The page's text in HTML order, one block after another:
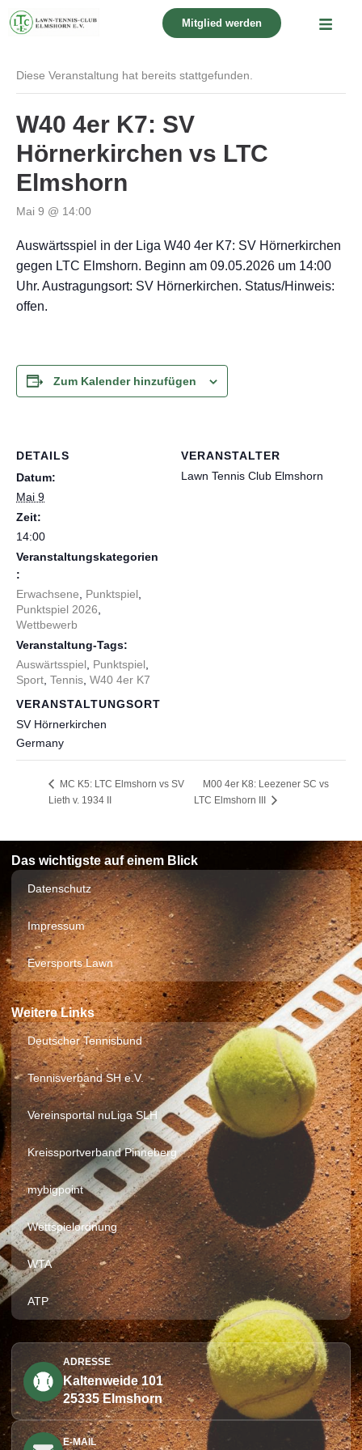
Mitglied werden
Diese Veranstaltung hat bereits stattgefunden.
W40 4er K7: SV
Hörnerkirchen vs LTC
Elmshorn
Mai 9 @ 14:00
Auswärtsspiel in der Liga W40 4er K7: SV Hörnerkirchen
gegen LTC Elmshorn. Beginn am 09.05.2026 um 14:00
Uhr. Austragungsort: SV Hörnerkirchen. Status/Hinweis:
offen.
Zum Kalender hinzufügen
DETAILS
Datum:
Mai 9
Zeit:
14:00
Veranstaltungskategorien
:
Erwachsene
Punktspiel
Punktspiel 2026
Wettbewerb
Veranstaltung-Tags:
Auswärtsspiel
Punktspiel
Sport Tennis W40 4er K7
VERANSTALTUNGSORT
SV Hörnerkirchen
Germany
VERANSTALTER
Lawn Tennis Club Elmshorn
MC K5: LTC Elmshorn vs SV
Lieth v. 1934 II
M00 4er K8: Leezener SC vs
LTC Elmshorn III
Das wichtigste auf einem Blick
Datenschutz
Impressum
Eversports Lawn
Weitere Links
Deutscher Tennisbund
Tennisverband SH e.V.
Vereinsportal nuLiga SLH
Kreissportverband Pinneberg
mybigpoint
Wettspielordnung
WTA
ATP
ADRESSE
Kaltenweide 101
25335 Elmshorn
E-MAIL